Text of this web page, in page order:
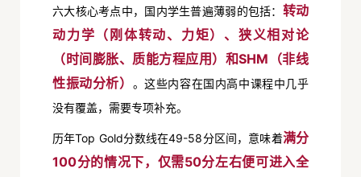
六大核心考点中，国内学生普遍薄弱的包括： 转动
动力学 （刚体转动、力矩）、狭义相对论
（时间膨胀、质能方程应用）和SHM（非线
性振动分析）
。这些内容在国内高中课程中几乎
没有覆盖，需要专项补充。
历年Top Gold分数线在49-58分区间，意味着满分
100分的情况下，仅需50分左右便可进入全